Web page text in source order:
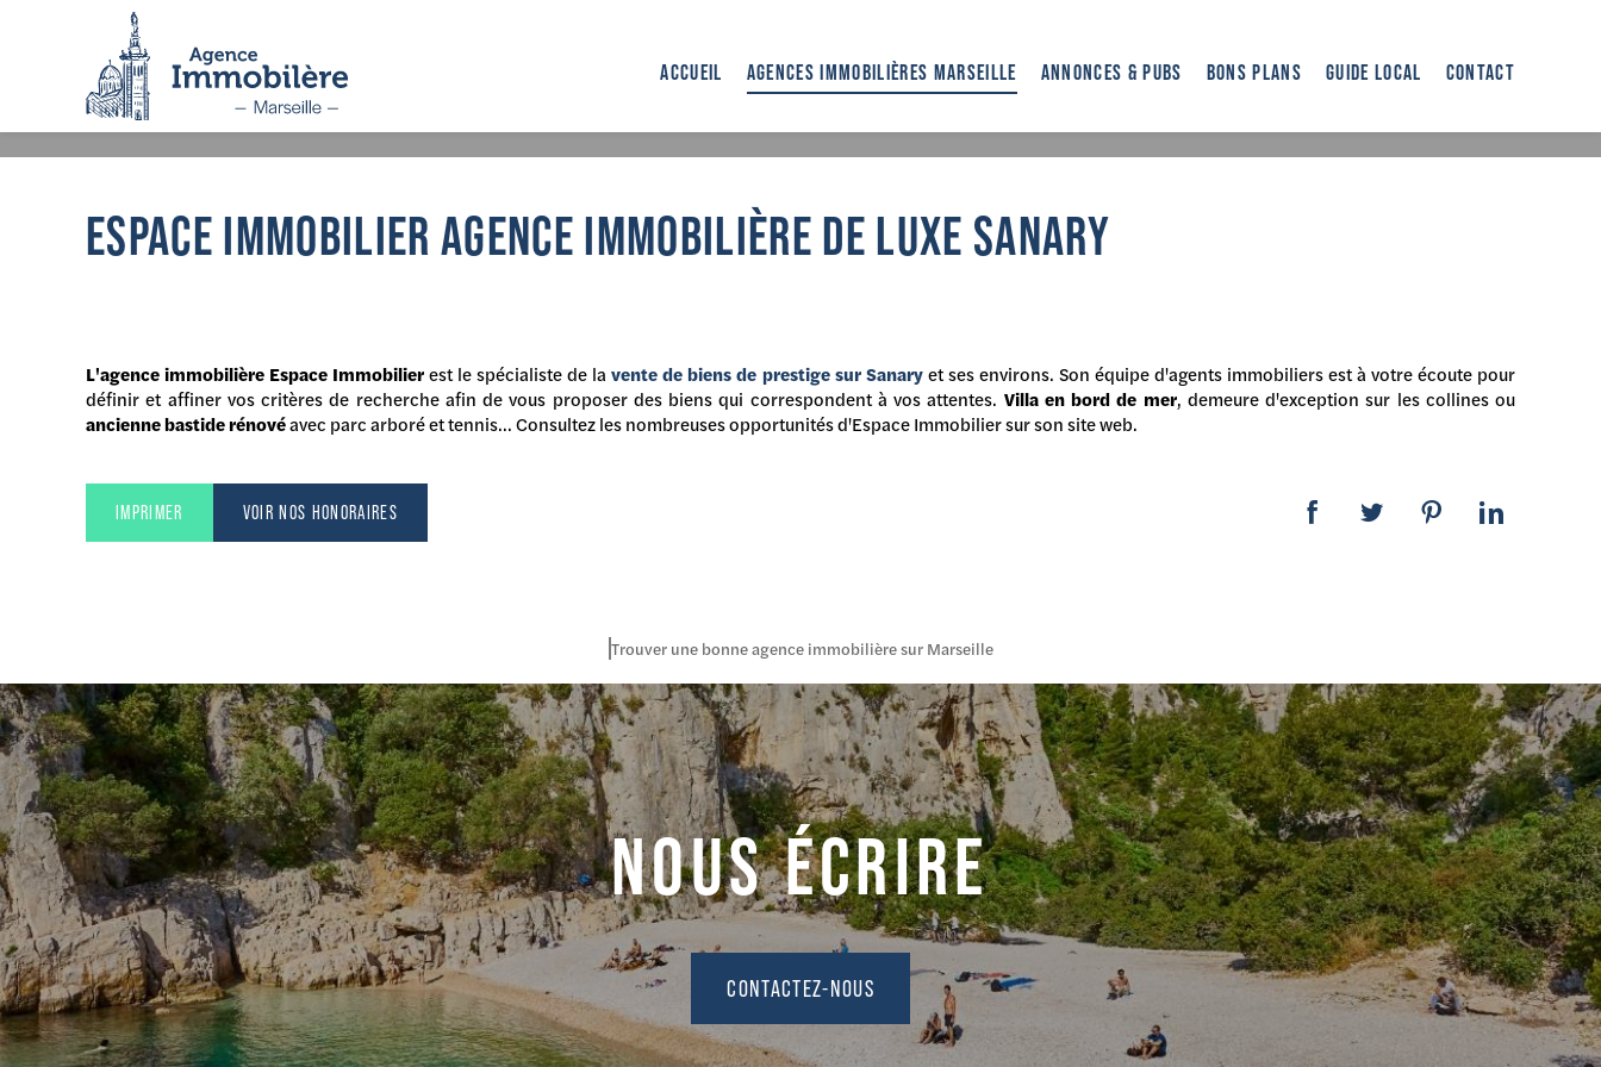
ACCUEIL AGENCES IMMOBILIÈRES MARSEILLE ANNONCES & PUBS BONS PLANS GUIDE LOCAL CONTACT
ESPACE IMMOBILIER AGENCE IMMOBILIÈRE DE LUXE SANARY
L'agence immobilière Espace Immobilierest le spécialiste de lavente de biens de prestige sur Sanaryet ses environs. Son équipe d'agents immobiliers est à votre écoute pour
définir et affiner vos critères de recherche afin de vous proposer des biens qui correspondent à vos attentes. Villa en bord de mer, demeure d'exception sur les collines ou
ancienne bastide rénovéavec parc arboré et tennis... Consultez les nombreuses opportunités d'Espace Immobilier sur son site web.
IMPRIMER VOIR NOS HONORAIRES
Trouver une bonne agence immobilière sur Marseille
NOUS ÉCRIRE
CONTACTEZ-NOUS
Panneau de gestion des cookies